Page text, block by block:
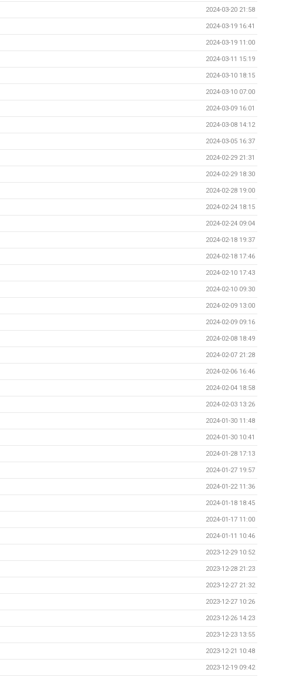
2024-03-20 21:58
2024-03-19 16:41
2024-03-19 11:00
2024-03-11 15:19
2024-03-10 18:15
2024-03-10 07:00
2024-03-09 16:01
2024-03-08 14:12
2024-03-05 16:37
2024-02-29 21:31
2024-02-29 18:30
2024-02-28 19:00
2024-02-24 18:15
2024-02-24 09:04
2024-02-18 19:37
2024-02-18 17:46
2024-02-10 17:43
2024-02-10 09:30
2024-02-09 13:00
2024-02-09 09:16
2024-02-08 18:49
2024-02-07 21:28
2024-02-06 16:46
2024-02-04 18:58
2024-02-03 13:26
2024-01-30 11:48
2024-01-30 10:41
2024-01-28 17:13
2024-01-27 19:57
2024-01-22 11:36
2024-01-18 18:45
2024-01-17 11:00
2024-01-11 10:46
2023-12-29 10:52
2023-12-28 21:23
2023-12-27 21:32
2023-12-27 10:26
2023-12-26 14:23
2023-12-23 13:55
2023-12-21 10:48
2023-12-19 09:42